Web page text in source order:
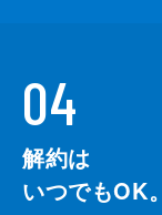
04
解約は
いつでもOK。